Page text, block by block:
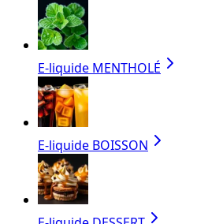
E-liquide MENTHOLÉ
E-liquide BOISSON